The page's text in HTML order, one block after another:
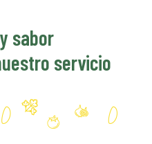
sabor
servicio